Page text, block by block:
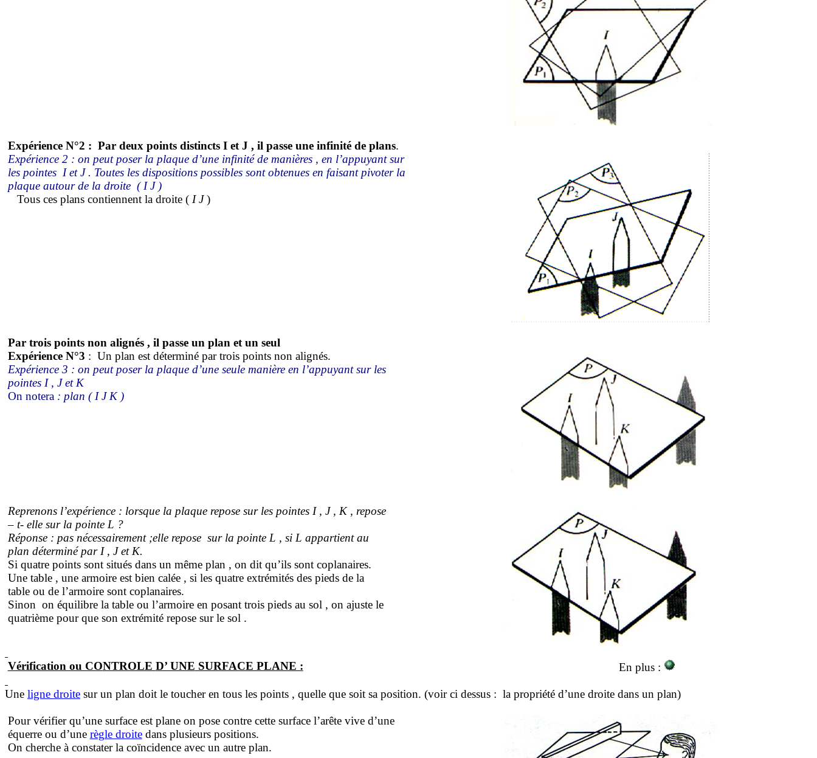
Expérience N°2 : Pardeux points distincts I et J , il passe une infinité de plans.
Expérience 2 : on peut poser la plaque d’une infinité de manières , en l’appuyant sur
les pointes I et J . Toutes les dispositions possibles sont obtenues en faisant pivoter la
plaque autour de la droite ( IJ )
Tous ces plans contiennent la droite ( IJ)
Par trois points non alignés , il passe un plan et un seul
Expérience N°3 : Un plan est déterminé par trois points non alignés.
Expérience 3 : on peut poser la plaque d’une seule manière en l’appuyant sur les
pointes I , J et K
On notera: plan ( I J K )
Reprenons l’expérience : lorsque la plaque repose sur les pointes I , J , K , repose
– t- elle sur la pointe L ?
Réponse : pas nécessairement ;ellerepose sur la pointe L , si L appartient au
plan déterminé par I , J et K.
Si quatre points sont situés dans un même plan , on dit qu’ils sont coplanaires.
Une table , une armoire est bien calée , si les quatre extrémités des pieds de la
table ou de l’armoire sont coplanaires.
Sinon on équilibre la table ou l’armoire en posant trois pieds au sol , on ajuste le
quatrième pour que son extrémité repose sur le sol .
Vérification ou CONTROLE D’ UNE SURFACE PLANE : En plus :
Une ligne droite sur un plan doit le toucher en tous les points , quelle que soit sa position. (voirci dessus : la propriété d’une droite dans un plan)
Pour vérifier qu’une surface est plane on pose contre cette surface l’arête vive d’une
équerre ou d’une règle droitedans plusieurs positions.
On cherche à constater la coïncidence avec un autre plan.